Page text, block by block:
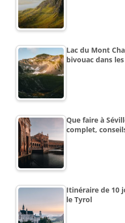
Lac du Mont
bivouac dans
Que faire à
complet,
Itinéraire de 10
le Tyrol